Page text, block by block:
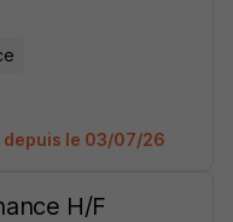
depuis le 03/07/26
H/F